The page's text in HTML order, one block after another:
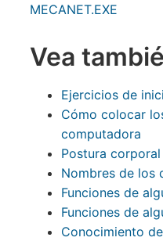
MECANET.EXE
Vea
Ejercicios de
Cómo colocar
computadora
Postura
Nombres de los
Funciones de
Funciones de
Conocimiento